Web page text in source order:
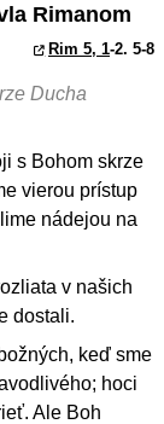
Rimanom
Rim 5, 1-2. 5-8
Ducha
s Bohom skrze
vierou prístup
nádejou na
v našich
dostali.
keď sme
hoci
Ale Boh